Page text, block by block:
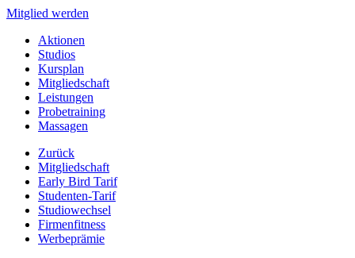
Mitglied werden
Aktionen
Studios
Kursplan
Mitgliedschaft
Leistungen
Probetraining
Massagen
Zurück
Mitgliedschaft
Early Bird Tarif
Studenten-Tarif
Studiowechsel
Firmenfitness
Werbeprämie